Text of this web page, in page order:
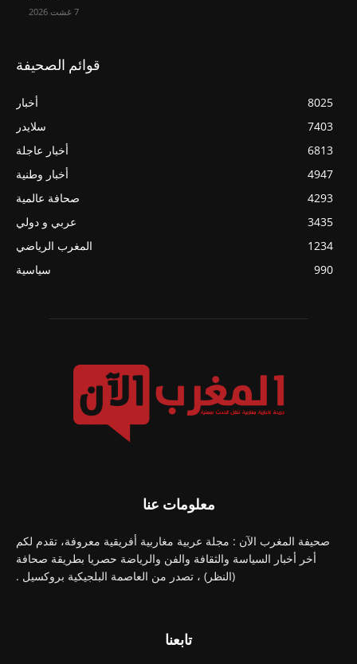
7 غشت 2026
قوائم الصحيفة
أخبار
8025
سلايدر
7403
أخبار عاجلة
6813
أخبار وطنية
4947
صحافة عالمية
4293
عربي و دولي
3435
المغرب الرياضي
1234
سياسية
990
معلومات عنا
صحيفة المغرب الآن : مجلة عربية مغاربية أفريقية معروفة، تقدم لكم
أخر أخبار السياسة والثقافة والفن والرياضة حصريا بطريقة صحافة
(النظر) ، تصدر من العاصمة البلجيكية بروكسيل .
تابعنا